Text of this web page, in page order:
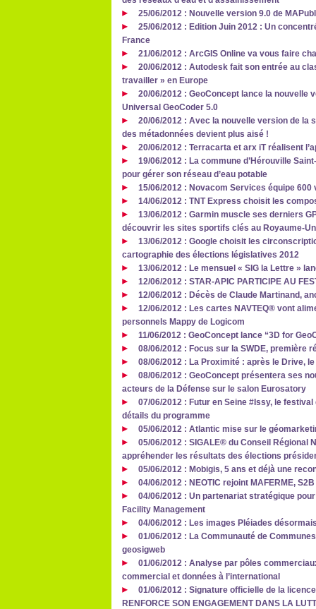
25/06/2012 : Nouvelle version 9.0 de
25/06/2012 : Edition Juin 2012 : Un
France
21/06/2012 : ArcGIS Online va vous faire
20/06/2012 : Autodesk fait son entrée au
travailler » en Europe
20/06/2012 : GeoConcept lance la nouvelle
Universal GeoCoder 5.0
20/06/2012 : Avec la nouvelle version de
des métadonnées devient plus aisé !
20/06/2012 : Terracarta et arx iT réalisent
19/06/2012 : La commune d’Hérouville
pour gérer son réseau d’eau potable
15/06/2012 : Novacom Services équipe 600
14/06/2012 : TNT Express choisit les
13/06/2012 : Garmin muscle ses derniers
découvrir les sites sportifs clés au Royaume-
13/06/2012 : Google choisit les
cartographie des élections législatives 2012
13/06/2012 : Le mensuel « SIG la Lettre »
12/06/2012 : STAR-APIC PARTICIPE AU
12/06/2012 : Décès de Claude Martinand,
12/06/2012 : Les cartes NAVTEQ® vont
personnels Mappy de Logicom
11/06/2012 : GeoConcept lance “3D for
08/06/2012 : Focus sur la SWDE, première
08/06/2012 : La Proximité : après le Drive,
08/06/2012 : GeoConcept présentera ses
acteurs de la Défense sur le salon Eurosatory
07/06/2012 : Futur en Seine #Issy, le
détails du programme
05/06/2012 : Atlantic mise sur le
05/06/2012 : SIGALE® du Conseil Régional
appréhender les résultats des élections
05/06/2012 : Mobigis, 5 ans et déjà une
04/06/2012 : NEOTIC rejoint MAFERME,
04/06/2012 : Un partenariat stratégique
Facility Management
04/06/2012 : Les images Pléiades
01/06/2012 : La Communauté de
geosigweb
01/06/2012 : Analyse par pôles
commercial et données à l’international
01/06/2012 : Signature officielle de la
RENFORCE SON ENGAGEMENT DANS LA